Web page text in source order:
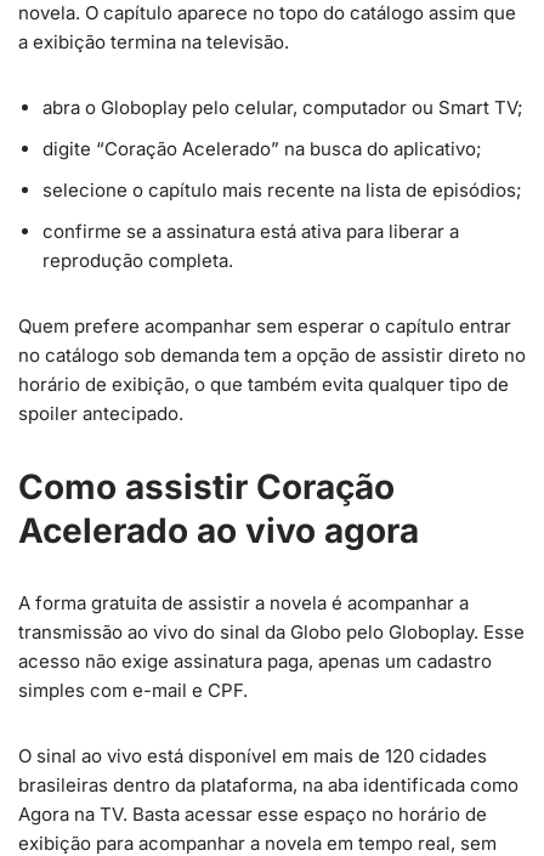
novela. O capítulo aparece no topo do catálogo assim que
a exibição termina na televisão.
abra o Globoplay pelo celular, computador ou Smart TV;
digite “Coração Acelerado” na busca do aplicativo;
selecione o capítulo mais recente na lista de episódios;
confirme se a assinatura está ativa para liberar a
reprodução completa.
Quem prefere acompanhar sem esperar o capítulo entrar
no catálogo sob demanda tem a opção de assistir direto no
horário de exibição, o que também evita qualquer tipo de
spoiler antecipado.
Como assistir Coração
Acelerado ao vivo agora
A forma gratuita de assistir a novela é acompanhar a
transmissão ao vivo do sinal da Globo pelo Globoplay. Esse
acesso não exige assinatura paga, apenas um cadastro
simples com e-mail e CPF.
O sinal ao vivo está disponível em mais de 120 cidades
brasileiras dentro da plataforma, na aba identificada como
Agora na TV. Basta acessar esse espaço no horário de
exibição para acompanhar a novela em tempo real, sem